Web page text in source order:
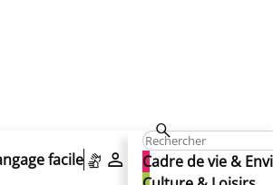
Cadre de vie &
facile
Mon espace
Suzanne
Suzanne
Suzanne